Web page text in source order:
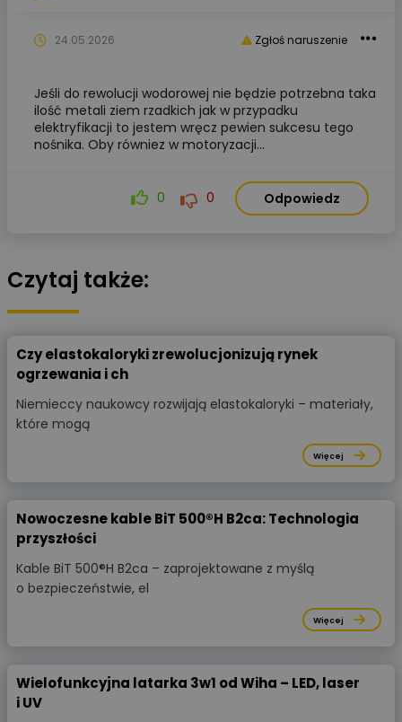
Zgłoś naruszenie
24.05.2026
Jeśli do rewolucji wodorowej nie będzie potrzebna taka
ilość metali ziem rzadkich jak w przypadku
elektryfikacji to jestem wręcz pewien sukcesu tego
nośnika. Oby równiez w motoryzacji...
0 0 Odpowiedz
Czytaj także:
Czy elastokaloryki zrewolucjonizują rynek
ogrzewania i ch
Niemieccy naukowcy rozwijają elastokaloryki – materiały,
które mogą
Więcej
Nowoczesne kable BiT 500®H B2ca: Technologia
przyszłości
Kable BiT 500®H B2ca – zaprojektowane z myślą
o bezpieczeństwie, el
Więcej
Wielofunkcyjna latarka 3w1 od Wiha – LED, laser
i UV